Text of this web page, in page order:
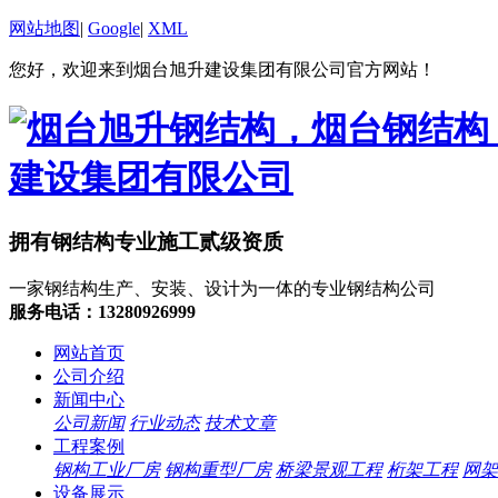
网站地图| Google| XML
您好，欢迎来到烟台旭升建设集团有限公司官方网站！
拥有钢结构专业施工贰级资质
一家钢结构生产、安装、设计为一体的专业钢结构公司
服务电话：13280926999
网站首页
公司介绍
新闻中心
公司新闻 行业动态 技术文章
工程案例
钢构工业厂房 钢构重型厂房 桥梁景观工程 桁架工程 网
设备展示